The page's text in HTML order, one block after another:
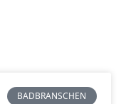
BADBRANSCHEN